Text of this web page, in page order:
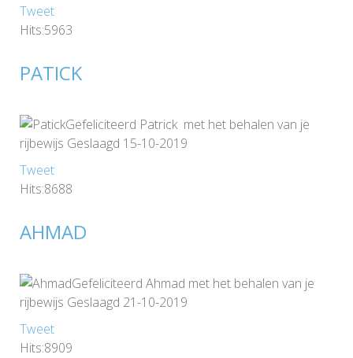
Tweet
Hits:5963
PATICK
Gefeliciteerd Patrick met het behalen van je
rijbewijs Geslaagd 15-10-2019
Tweet
Hits:8688
AHMAD
Gefeliciteerd Ahmad met het behalen van je
rijbewijs Geslaagd 21-10-2019
Tweet
Hits:8909